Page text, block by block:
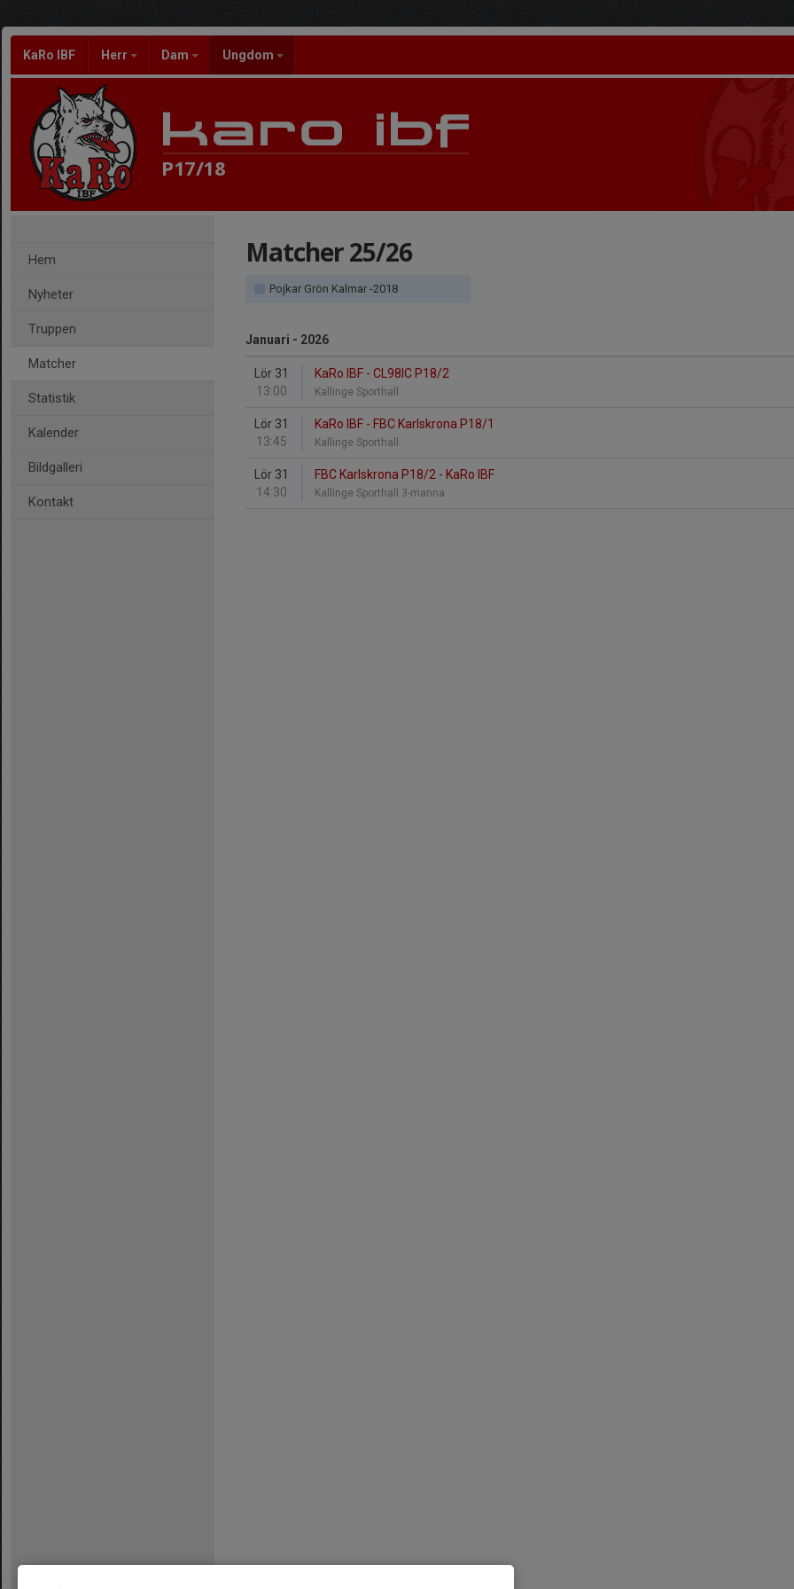
KaRo IBF Herr Dam Ungdom
P17/18
Hem
Nyheter
Truppen
Matcher
Statistik
Kalender
Bildgalleri
Kontakt
Matcher 25/26
Pojkar Grön Kalmar -2018
Januari - 2026
Lör 31
13:00
KaRo IBF - CL98IC P18/2
Kallinge Sporthall
Lör 31
13:45
KaRo IBF - FBC Karlskrona P18/1
Kallinge Sporthall
Lör 31
14:30
FBC Karlskrona P18/2 - KaRo IBF
Kallinge Sporthall 3-manna